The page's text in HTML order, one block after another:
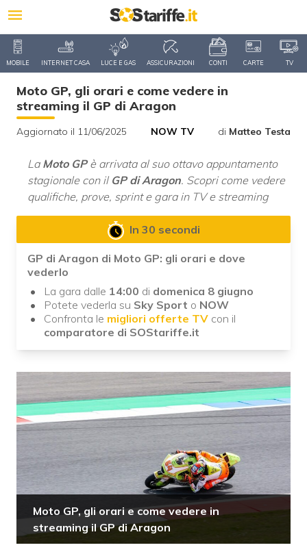
MOBILE INTERNET CASA LUCE E GAS ASSICURAZIONI CONTI CARTE TV
Moto GP, gli orari e come vedere in
streaming il GP di Aragon
Aggiornato il 11/06/2025 NOW TV di Matteo Testa
La Moto GPè arrivata al suo ottavo appuntamento
stagionale con il GP di Aragon. Scopri come vedere
qualifiche, prove, sprint e gara in TV e streaming
In 30 secondi
GP di Aragon di Moto GP: gli orari e dove
vederlo
La gara dalle 14:00 di domenica 8 giugno
Potete vederla su Sky Sport o NOW
Confronta le migliori offerte TV con il
comparatore di SOStariffe.it
Moto GP, gli orari e come vedere in
streaming il GP di Aragon